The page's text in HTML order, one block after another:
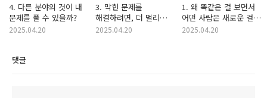
4. 다른 분야의 것이 내
문제를 풀 수 있을까?
2025.04.20
3. 막힌 문제를
해결하려면, 더 멀리
돌아가야 할까?
2025.04.20
1. 왜 똑같은 걸 보면서
어떤 사람은 새로운 걸
떠올릴까?
2025.04.20
댓글